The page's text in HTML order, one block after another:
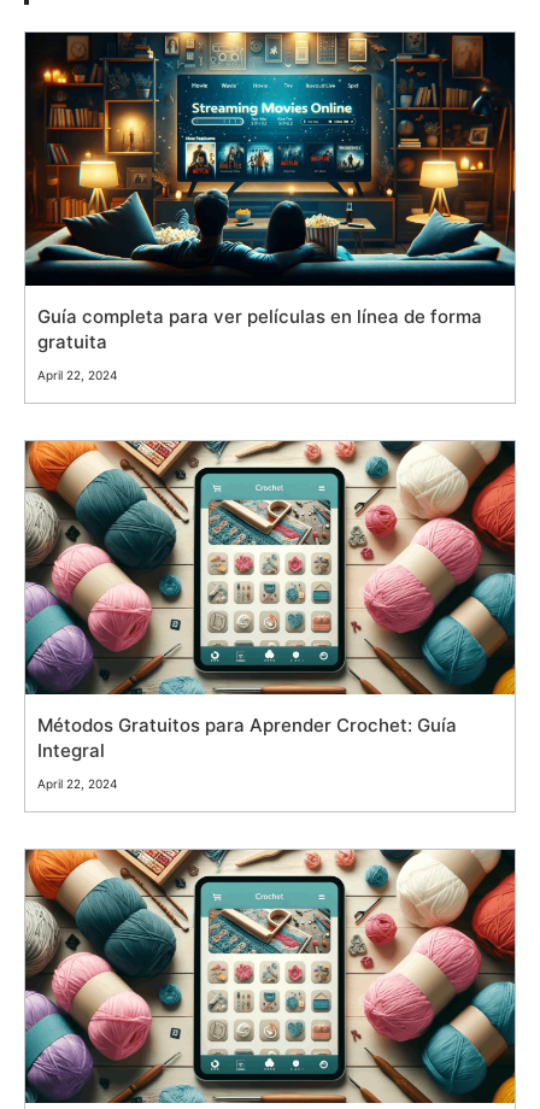
Guía completa para ver películas en línea de forma
gratuita
April 22, 2024
Métodos Gratuitos para Aprender Crochet: Guía
Integral
April 22, 2024